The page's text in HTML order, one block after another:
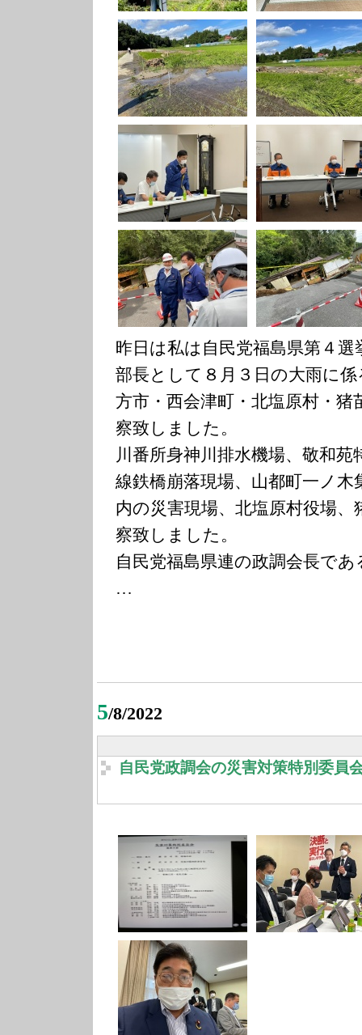
昨日は私は自民党福島県第４
部長として８月３日の大雨に
方市・西会津町・北塩原村・猪
察致しました。
川番所身神川排水機場、敬和苑
線鉄橋崩落現場、山都町一ノ木
内の災害現場、北塩原村役場、
察致しました。
自民党福島県連の政調会長で
…
5/8/2022
自民党政調会の災害対策特別委員